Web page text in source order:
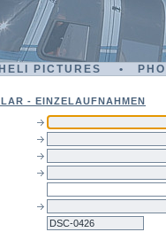
HELI PICTURES •
- EINZELAUFNAHMEN